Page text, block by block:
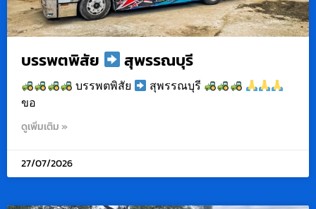
บรรพตพิสัย สุพรรณบุรี
บรรพตพิสัย
สุพรรณบุรี
ขอ
ดูเพิ่มเติม »
27/07/2026